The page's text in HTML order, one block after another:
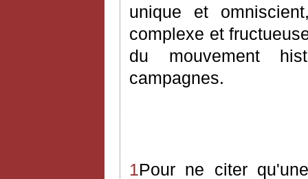
unique et
complexe et
du mouvement
campagnes.
1Pour ne citer